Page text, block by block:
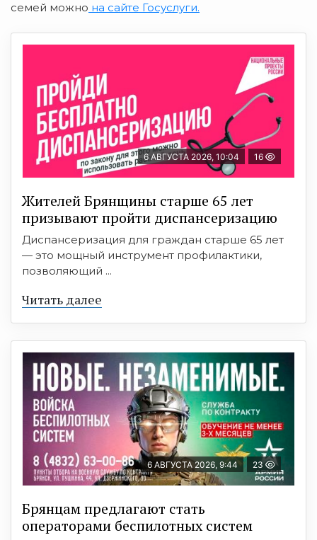
семей можно на сайте Госуслуги.
6 АВГУСТА 2026, 10:04 16
Жителей Брянщины старше 65 лет
призывают пройти диспансеризацию
Диспансеризация для граждан старше 65 лет
— это мощный инструмент профилактики,
позволяющий ...
Читать далее
6 АВГУСТА 2026, 9:44 23
Брянцам предлагают cтать
оперaтoрами бeспилотных систeм